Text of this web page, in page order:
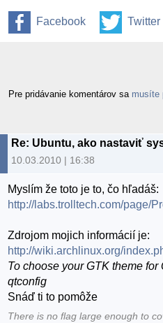
Facebook Twitter
Pre pridávanie komentárov sa musíte
10.03.2010 | 16:38
Myslím že toto je to, čo hľadáš:
http://labs.trolltech.com/page/
Zdrojom mojich informácií je:
http://wiki.archlinux.org/
To choose your GTK theme for
qtconfig
Snáď ti to pomôže
There is no flag large enough to